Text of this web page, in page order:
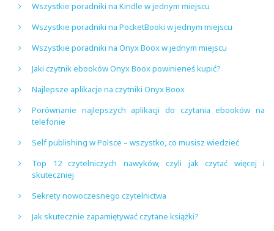
Wszystkie poradniki na Kindle w jednym miejscu
Wszystkie poradniki na PocketBooki w jednym miejscu
Wszystkie poradniki na Onyx Boox w jednym miejscu
Jaki czytnik ebooków Onyx Boox powinieneś kupić?
Najlepsze aplikacje na czytniki Onyx Boox
Porównanie najlepszych aplikacji do czytania ebooków na
telefonie
Self publishing w Polsce – wszystko, co musisz wiedzieć
Top 12 czytelniczych nawyków, czyli jak czytać więcej i
skuteczniej
Sekrety nowoczesnego czytelnictwa
Jak skutecznie zapamiętywać czytane książki?